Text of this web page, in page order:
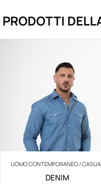
PRODOTTI
UOMO CONTEMPORANEO /
DENIM